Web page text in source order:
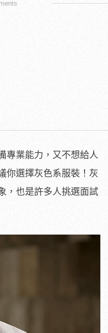
專業能力，又不想給人
你選擇灰色系服裝！灰
，也是許多人挑選面試